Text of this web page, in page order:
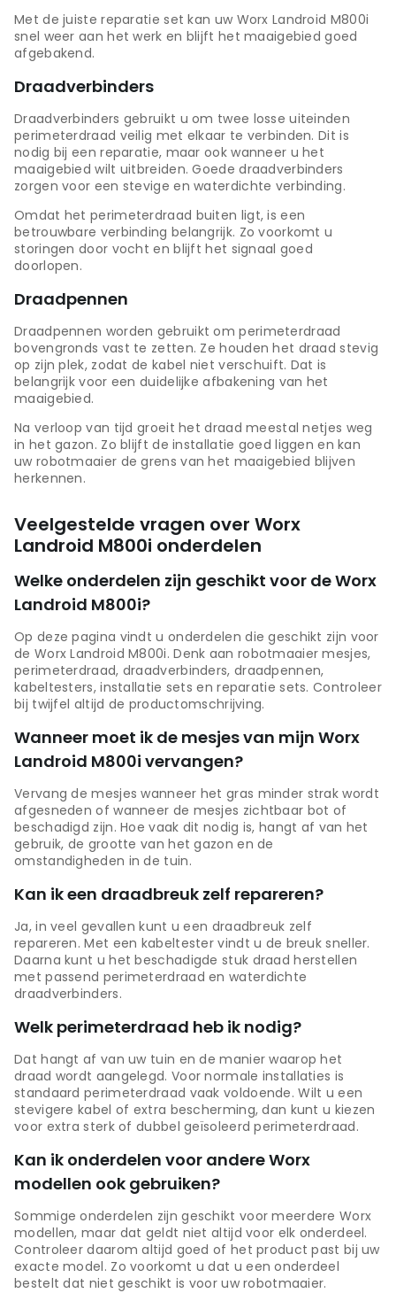
Met de juiste reparatie set kan uw Worx Landroid M800i
snel weer aan het werk en blijft het maaigebied goed
afgebakend.
Draadverbinders
Draadverbinders gebruikt u om twee losse uiteinden
perimeterdraad veilig met elkaar te verbinden. Dit is
nodig bij een reparatie, maar ook wanneer u het
maaigebied wilt uitbreiden. Goede draadverbinders
zorgen voor een stevige en waterdichte verbinding.
Omdat het perimeterdraad buiten ligt, is een
betrouwbare verbinding belangrijk. Zo voorkomt u
storingen door vocht en blijft het signaal goed
doorlopen.
Draadpennen
Draadpennen worden gebruikt om perimeterdraad
bovengronds vast te zetten. Ze houden het draad stevig
op zijn plek, zodat de kabel niet verschuift. Dat is
belangrijk voor een duidelijke afbakening van het
maaigebied.
Na verloop van tijd groeit het draad meestal netjes weg
in het gazon. Zo blijft de installatie goed liggen en kan
uw robotmaaier de grens van het maaigebied blijven
herkennen.
Veelgestelde vragen over Worx
Landroid M800i onderdelen
Welke onderdelen zijn geschikt voor de Worx
Landroid M800i?
Op deze pagina vindt u onderdelen die geschikt zijn voor
de Worx Landroid M800i. Denk aan robotmaaier mesjes,
perimeterdraad, draadverbinders, draadpennen,
kabeltesters, installatie sets en reparatie sets. Controleer
bij twijfel altijd de productomschrijving.
Wanneer moet ik de mesjes van mijn Worx
Landroid M800i vervangen?
Vervang de mesjes wanneer het gras minder strak wordt
afgesneden of wanneer de mesjes zichtbaar bot of
beschadigd zijn. Hoe vaak dit nodig is, hangt af van het
gebruik, de grootte van het gazon en de
omstandigheden in de tuin.
Kan ik een draadbreuk zelf repareren?
Ja, in veel gevallen kunt u een draadbreuk zelf
repareren. Met een kabeltester vindt u de breuk sneller.
Daarna kunt u het beschadigde stuk draad herstellen
met passend perimeterdraad en waterdichte
draadverbinders.
Welk perimeterdraad heb ik nodig?
Dat hangt af van uw tuin en de manier waarop het
draad wordt aangelegd. Voor normale installaties is
standaard perimeterdraad vaak voldoende. Wilt u een
stevigere kabel of extra bescherming, dan kunt u kiezen
voor extra sterk of dubbel geïsoleerd perimeterdraad.
Kan ik onderdelen voor andere Worx
modellen ook gebruiken?
Sommige onderdelen zijn geschikt voor meerdere Worx
modellen, maar dat geldt niet altijd voor elk onderdeel.
Controleer daarom altijd goed of het product past bij uw
exacte model. Zo voorkomt u dat u een onderdeel
bestelt dat niet geschikt is voor uw robotmaaier.